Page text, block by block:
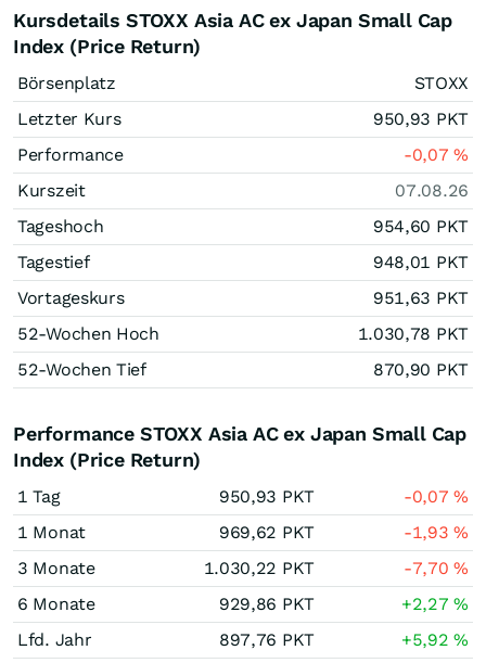
Kursdetails STOXX Asia AC ex Japan Small Cap
Index (Price Return)
Börsenplatz
STOXX
Letzter Kurs
950,93 PKT
Performance
-0,07%
Kurszeit
07.08.26
Tageshoch
954,60 PKT
Tagestief
948,01 PKT
Vortageskurs
951,63 PKT
52-Wochen Hoch
1.030,78 PKT
52-Wochen Tief
870,90 PKT
Performance STOXX Asia AC ex Japan Small Cap
Index (Price Return)
1 Tag 950,93 PKT -0,07%
1 Monat
969,62 PKT -1,93%
3 Monate
1.030,22 PKT -7,70%
6 Monate
929,86 PKT +2,27%
Lfd. Jahr
897,76 PKT +5,92%